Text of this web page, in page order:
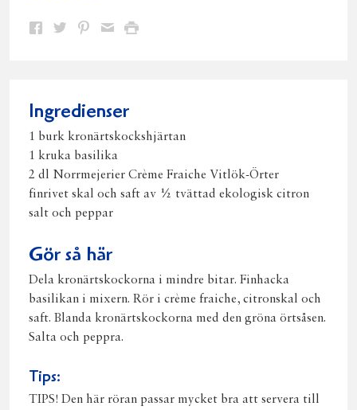
Dela Dela Dela DelaSkriv
Ingredienser
1 burk kronärtskockshjärtan
1 kruka basilika
2 dl Norrmejerier Crème Fraiche Vitlök-Örter
finrivet skal och saft av ½ tvättad ekologisk citron
salt och peppar
Gör så här
Dela kronärtskockorna i mindre bitar. Finhacka
basilikan i mixern. Rör i crème fraiche, citronskal och
saft. Blanda kronärtskockorna med den gröna örtsåsen.
Salta och peppra.
Tips:
TIPS! Den här röran passar mycket bra att servera till